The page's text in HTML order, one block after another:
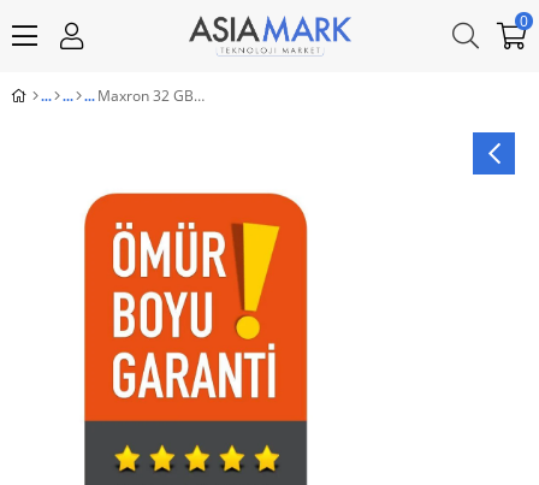
0
Maxron 32 GB Flash Bellek Metal Gövde Ömür Boyu Garantili Güvenli Usb Bellek